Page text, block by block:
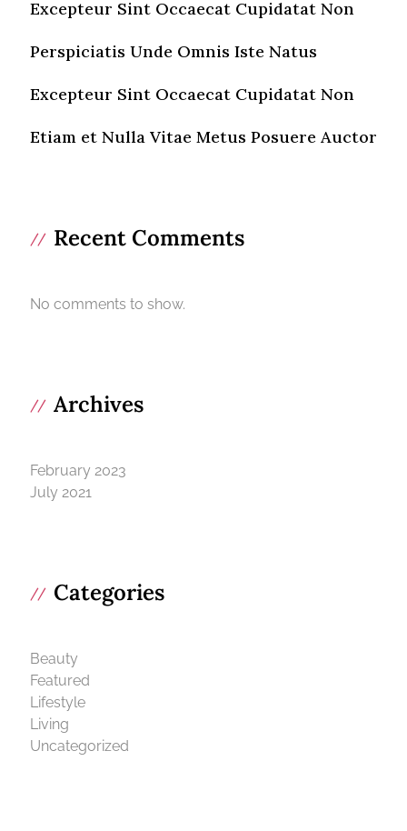
Excepteur Sint Occaecat Cupidatat Non
Perspiciatis Unde Omnis Iste Natus
Excepteur Sint Occaecat Cupidatat Non
Etiam et Nulla Vitae Metus Posuere Auctor
Recent Comments
No comments to show.
Archives
February 2023
July 2021
Categories
Beauty
Featured
Lifestyle
Living
Uncategorized